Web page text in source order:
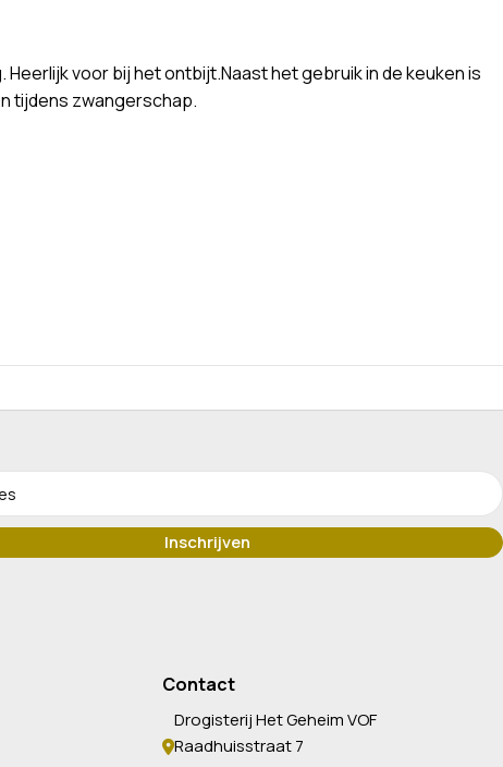
voor bij het ontbijt.Naast het gebruik in de keuken is
tijdens zwangerschap.
Contact
Drogisterij Het Geheim VOF
Raadhuisstraat 7